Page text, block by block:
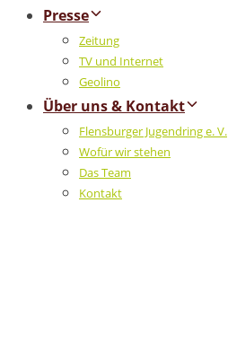
Presse
Zeitung
TV und Internet
Geolino
Über uns & Kontakt
Flensburger Jugendring e. V.
Wofür wir stehen
Das Team
Kontakt